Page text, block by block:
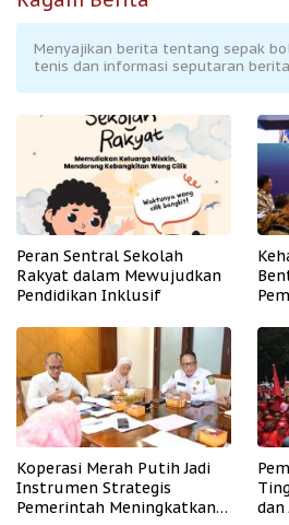
Menyajikan berita tentang sepak
tenis dan informasi seputaran
Peran Sentral Sekolah
Rakyat dalam Mewujudkan
Pendidikan Inklusif
Koperasi Merah Putih Jadi
Instrumen Strategis
Pemerintah Meningkatkan
dan